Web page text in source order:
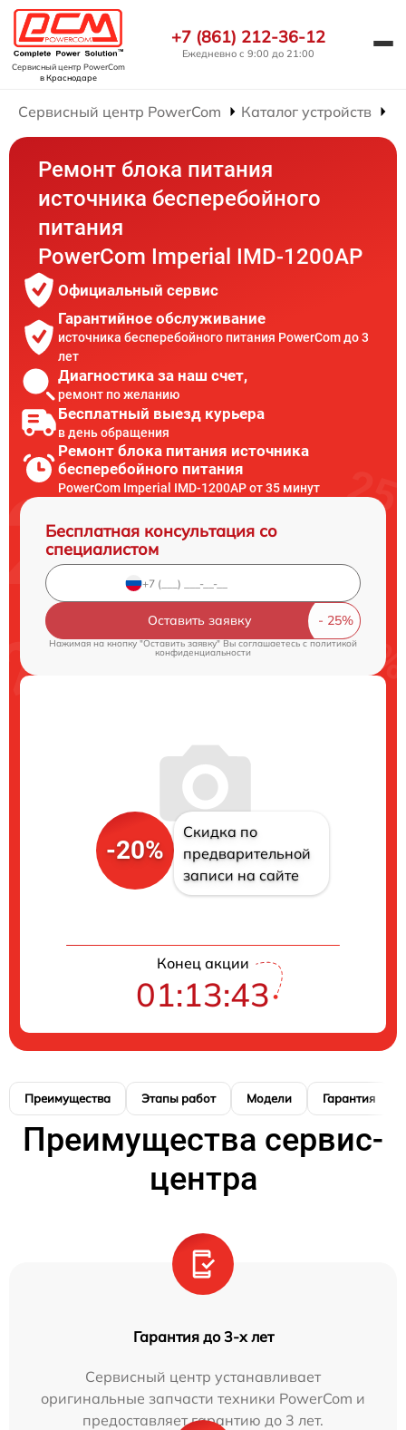
Сервисный центр PowerCom
в Краснодаре
+7 (861) 212-36-12
Ежедневно с 9:00 до 21:00
Сервисный центр PowerCom Каталог устройств
Ремонт блока питания
источника бесперебойного
питания
PowerCom Imperial IMD-1200AP
Официальный сервис
Гарантийное обслуживание
источника бесперебойного питания PowerCom до 3
лет
Диагностика за наш счет,
ремонт по желанию
Бесплатный выезд курьера
в день обращения
Ремонт блока питания источника
бесперебойного питания
PowerCom Imperial IMD-1200AP от 35 минут
Бесплатная консультация со
специалистом
Оставить заявку
Нажимая на кнопку "Оставить заявку" Вы соглашаетесь cполитикой
конфиденциальности
-20%
Скидка по
предварительной
записи на сайте
Конец акции
01:13:42
Преимущества Этапы работ Модели Гарантия
Преимущества сервис-
центра
Гарантия до 3-х лет
Сервисный центр устанавливает
оригинальные запчасти техники PowerCom и
предоставляет гарантию до 3 лет.